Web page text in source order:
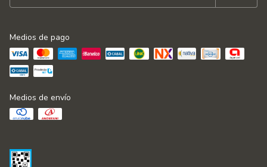
Medios de pago
Medios de envío